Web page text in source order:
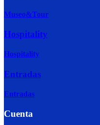
Museo&Tour
Hospitality
Hospitality
Entradas
Entradas
Cuenta